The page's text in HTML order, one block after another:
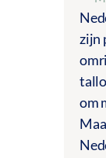
zijn
om